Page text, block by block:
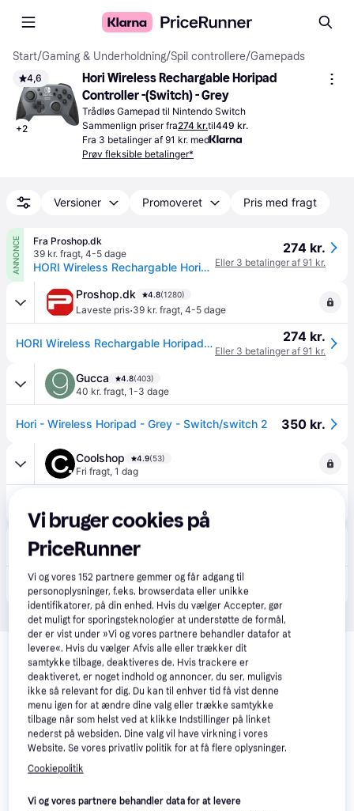
Start/Gaming & Underholdning/Spil controllere/Gamepads
4,6
+2
Hori Wireless Rechargable Horipad
Controller -(Switch) - Grey
Trådløs Gamepad til Nintendo Switch
Sammenlign priser fra274 kr.til449 kr.
Fra 3 betalinger af 91 kr. med
Prøv fleksible betalinger*
Versioner Promoveret Pris med fragt
ANNONCE
Fra Proshop.dk
39 kr. fragt, 4-5 dage
HORI Wireless Rechargable Horipad - Grey - Wireless Controller - Nintendo Switch
274 kr.
Eller 3 betalinger af 91 kr.
Proshop.dk 4.8(1280)
Laveste pris·39 kr. fragt, 4-5 dage
HORI Wireless Rechargable Horipad - Grey - Wireless Controller - Nintendo Switch 274 kr.
Eller 3 betalinger af 91 kr.
Gucca 4.8(403)
40 kr. fragt, 1-3 dage
Hori - Wireless Horipad - Grey - Switch/switch 2 350 kr.
Coolshop 4.9(53)
Fri fragt, 1 dag
Geekd
Bestillingsvare
HORI Trådløs HORIPAD – Grå til Switch og Switch 2 Controller - Forventet levering: 7 hverdage
Eller 3 betalinger af 133 kr.
Relaterede produkter
Se vores forslag til andre produkter, der matcher dine
interesser. Vis alle
Vi bruger cookies på
PriceRunner
Vi og vores152 partnere gemmer og får adgang til
personoplysninger, f.eks. browserdata eller unikke
identifikatorer, på din enhed. Hvis du vælger Accepter, gør
det muligt for sporingsteknologier at understøtte de formål,
der er vist under »Vi og vores partnere behandler datafor at
levere«. Hvis du vælger Afvis alle eller trækker dit
samtykke tilbage, deaktiveres de. Hvis trackere er
deaktiveret, er noget indhold og annoncer, du ser, muligvis
ikke så relevant for dig. Du kan til enhver tid få vist denne
menu igen for at ændre dine valg eller trække samtykke
tilbage når som helst ved at klikke Indstillinger på linket
nederst på websiden. Dine valg vil have virkning i vores
Website. Se vores privatliv politik for at få flere oplysninger.
Cookiepolitik
Vi og vores partnere behandler data for at levere